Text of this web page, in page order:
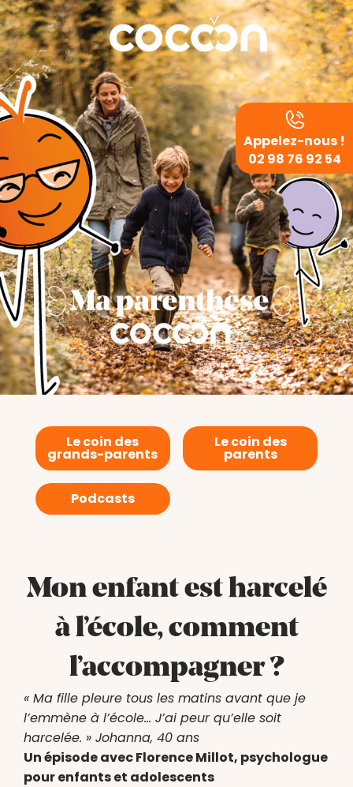
Appelez-nous !
02 98 76 92 54
Le coin des
grands-parents
Le coin des
parents
Podcasts
Mon enfant est harcelé
à l’école, comment
l’accompagner ?
« Ma fille pleure tous les matins avant que je
l’emmène à l’école… J’ai peur qu’elle soit
harcelée. » Johanna, 40 ans
Un épisode avec Florence Millot, psychologue
pour enfants et adolescents